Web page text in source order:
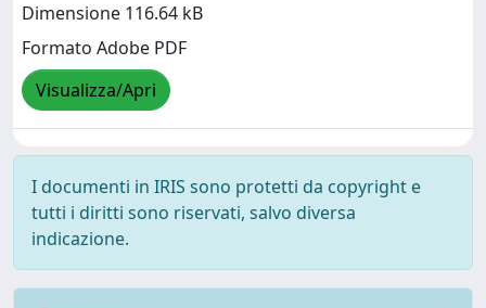
Dimensione 116.64 kB
Formato Adobe PDF
Visualizza/Apri
I documenti in IRIS sono protetti da copyright e
tutti i diritti sono riservati, salvo diversa
indicazione.